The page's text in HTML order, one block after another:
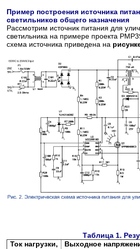
Пример построения источника
светильников общего назначения
Рассмотрим источник питания для
светильника на примере проекта
схема источника приведена на
Ток нагрузки,
Выходное
Таблица 1.